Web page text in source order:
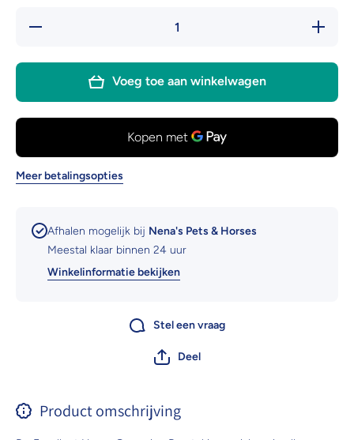
Hoeveelheid
Verhoog
Brush
Voeg toe aan winkelwagen
Meer betalingsopties
Afhalen mogelijk bij Nena's Pets & Horses
Meestal klaar binnen 24 uur
Winkelinformatie bekijken
Stel een vraag
Deel
Product omschrijving